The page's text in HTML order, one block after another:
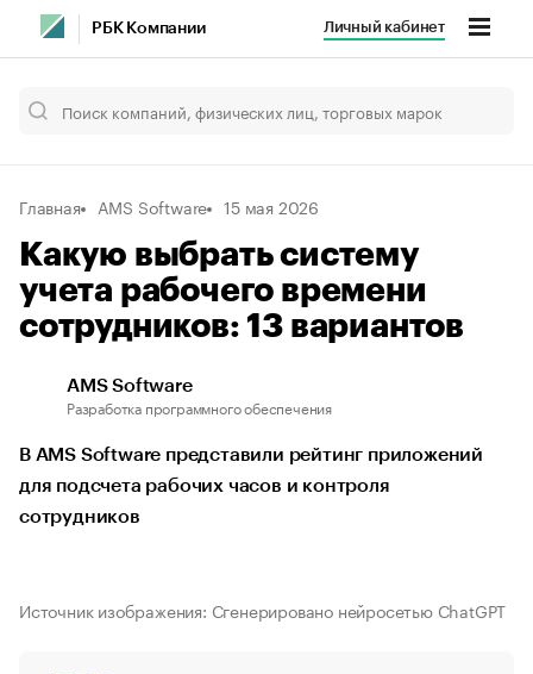
РБК Компании Личный кабинет
Главная AMS Software 15 мая 2026
Какую выбрать систему
учета рабочего времени
сотрудников: 13 вариантов
AMS Software
Разработка программного обеспечения
В AMS Software представили рейтинг приложений
для подсчета рабочих часов и контроля
сотрудников
Источник изображения: Сгенерировано нейросетью ChatGPT